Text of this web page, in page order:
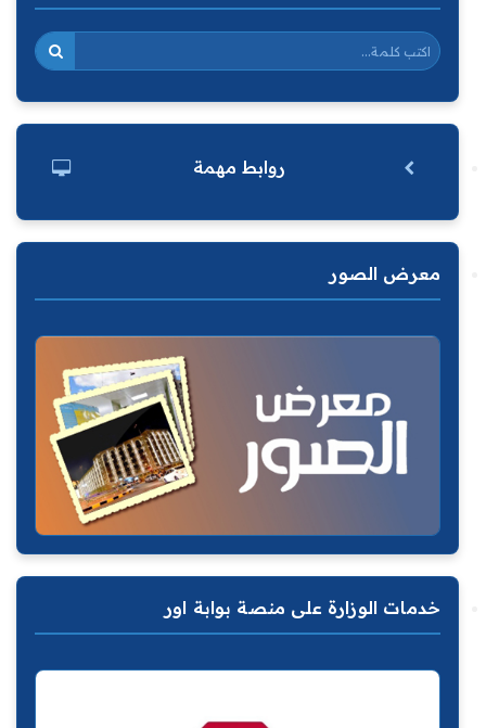
روابط مهمة
معرض الصور
خدمات الوزارة على منصة بوابة اور